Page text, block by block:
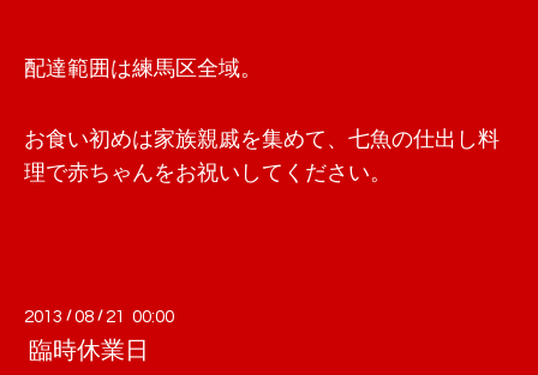
配達範囲は練馬区全域。
お食い初めは家族親戚を集めて、七魚の仕出し料
理で赤ちゃんをお祝いしてください。
2013 /08 / 21 00:00
臨時休業日